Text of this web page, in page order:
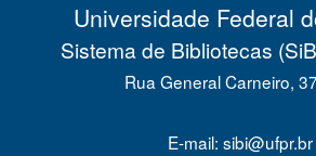
Universidade Federal
Sistema de Bibliotecas
Rua General Carneiro,
E-mail: sibi@ufpr.br